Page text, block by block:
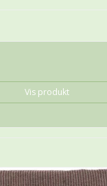
Vis produkt